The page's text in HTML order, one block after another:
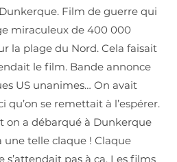
Film de guerre qui
miraculeux de 400 000
la plage du Nord. Cela faisait
le film. Bande annonce
US unanimes… On avait
qu’on se remettait à l’espérer.
on a débarqué à Dunkerque
une telle claque ! Claque
s’attendait pas à ça. Les films